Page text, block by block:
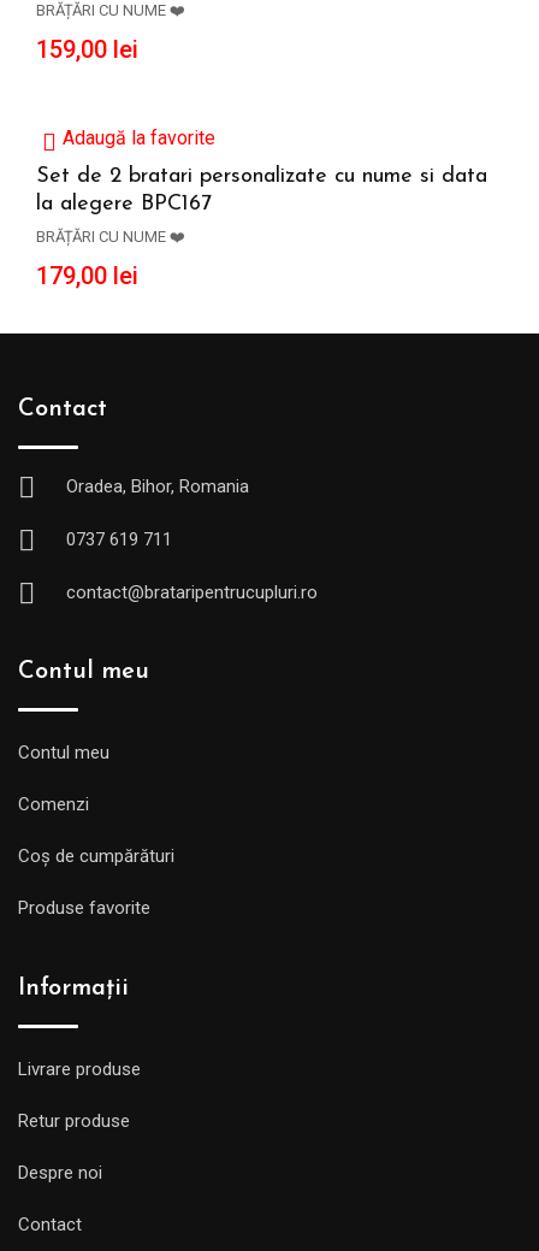
BRĂȚĂRI CU NUME ❤️
159,00 lei
Adaugă la favorite
Set de 2 bratari personalizate cu nume si data
la alegere BPC167
BRĂȚĂRI CU NUME ❤️
179,00 lei
Contact
Oradea, Bihor, Romania
0737 619 711
contact@brataripentrucupluri.ro
Contul meu
Contul meu
Comenzi
Coș de cumpărături
Produse favorite
Informații
Livrare produse
Retur produse
Despre noi
Contact